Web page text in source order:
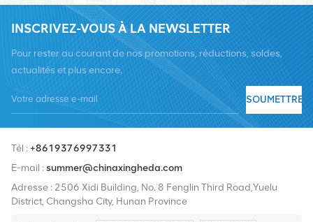
télécommunications régionaux des services de transformation
d'équipement et de maintenance complets tels que la
transmission, l'alimentation électrique, les modules optiques,
câbles, bornes et matériaux auxiliaires de support. Les
fournisseurs de services incluent Nokia, Ericsson, Huawei, ZTE,
Bell, Alcatel, Nortel, Siemens et Lucent. Nous élargirons notre part
services de haute qualité, des prix raisonnables et une livraison
rapide.
INSCRIVEZ-VOUS À LA NEWSLETTER
Pour rester au courant de nos promotions, réductions, soldes,
actualités et plus encore.
SOUMETTRE
Tél :+8619376997331
E-mail :summer@chinaxingheda.com
Adresse : 2506 Xidi Building, No. 8 Fenglin Third Road,Yuelu
District, Changsha City, Hunan Province